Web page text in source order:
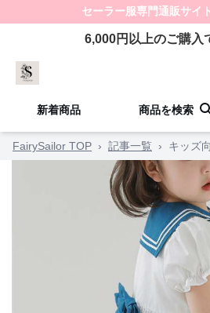
セーラー服専門通販サイト
6,000円以上のご購入
新着商品 商品を検索
FairySailor TOP › 記事一覧 › キッズ